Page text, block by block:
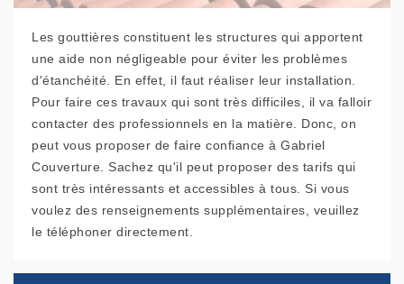
Les gouttières constituent les structures qui apportent
une aide non négligeable pour éviter les problèmes
d'étanchéité. En effet, il faut réaliser leur installation.
Pour faire ces travaux qui sont très difficiles, il va falloir
contacter des professionnels en la matière. Donc, on
peut vous proposer de faire confiance à Gabriel
Couverture. Sachez qu'il peut proposer des tarifs qui
sont très intéressants et accessibles à tous. Si vous
voulez des renseignements supplémentaires, veuillez
le téléphoner directement.